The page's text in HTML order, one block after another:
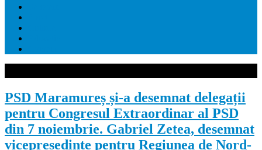
PSD Maramureș și-a desemnat delegații
pentru Congresul Extraordinar al PSD
din 7 noiembrie. Gabriel Zetea, desemnat
vicepreședinte pentru Regiunea de Nord-